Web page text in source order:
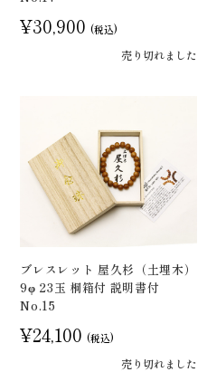
¥30,900 (税込)
売り切れました
ブレスレット 屋久杉（土埋木）
9φ 23玉 桐箱付 説明書付
No.15
¥24,100 (税込)
売り切れました